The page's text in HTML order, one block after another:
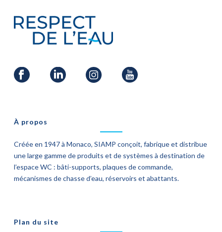
À propos
Créée en 1947 à Monaco, SIAMP conçoit, fabrique et distribue
une large gamme de produits et de systèmes à destination de
l’espace WC : bâti-supports, plaques de commande,
mécanismes de chasse d’eau, réservoirs et abattants.
Plan du site